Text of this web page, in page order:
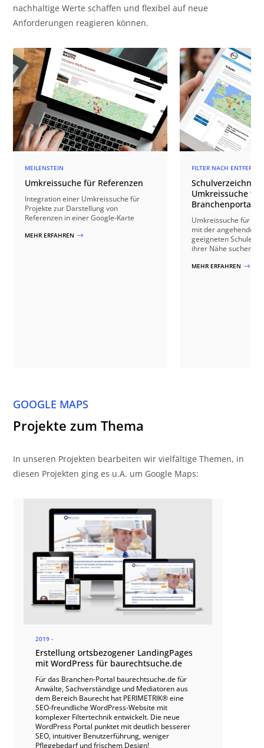
nachhaltige Werte schaffen und flexibel auf neue
Anforderungen reagieren können.
MEILENSTEIN
Umkreissuche für Referenzen
Integration einer Umkreissuche für
Projekte zur Darstellung von
Referenzen in einer Google-Karte
MEHR ERFAHREN $
FILTER NACH
Schulverzeichnis
Umkreissuche
Branchenportal
Umkreissuche für ein
mit der angehende
geeigneten Schulen
ihrer Nähe suchen
MEHR ERFAHREN $
GOOGLE MAPS
Projekte zum Thema
In unseren Projekten bearbeiten wir vielfältige Themen, in
diesen Projekten ging es u.A. um Google Maps:
2019 -
Erstellung ortsbezogener LandingPages
mit WordPress für baurechtsuche.de
Für das Branchen-Portal baurechtsuche.de für
Anwälte, Sachverständige und Mediatoren aus
dem Bereich Baurecht hat PERIMETRIK® eine
SEO-freundliche WordPress-Website mit
komplexer Filtertechnik entwickelt. Die neue
WordPress Portal punktet mit deutlich besserer
SEO, intuitiver Benutzerführung, weniger
Pflegebedarf und frischem Design!